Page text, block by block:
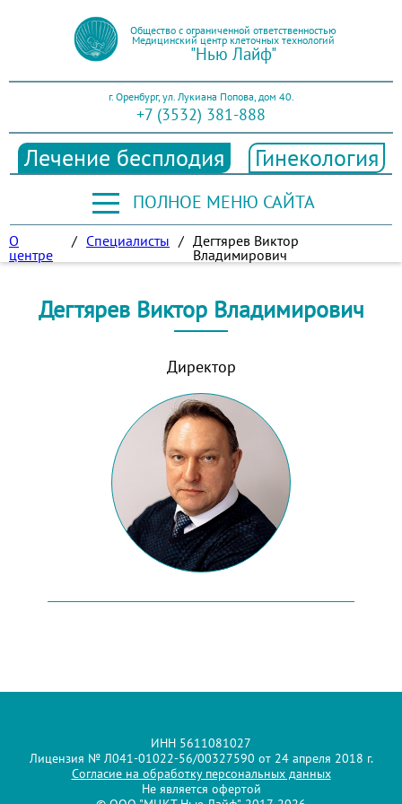
Общество с ограниченной ответственностью
Медицинский центр клеточных технологий
"Нью Лайф"
г. Оренбург, ул. Лукиана Попова, дом 40.
+7 (3532) 381-888
Лечение бесплодия Гинекология
ПОЛНОЕ МЕНЮ САЙТА
О
центре
/ Специалисты / Дегтярев Виктор
Владимирович
Дегтярев Виктор Владимирович
Директор
ИНН 5611081027
Лицензия № Л041-01022-56/00327590 от 24 апреля 2018 г.
Согласие на обработку персональных данных
Не является офертой